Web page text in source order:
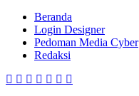
Beranda
Login Designer
Pedoman Media Cyber
Redaksi